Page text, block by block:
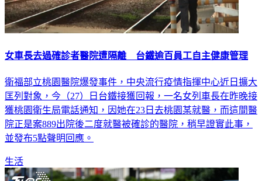
女車長去過確診者醫院遭隔離 台鐵逾百員工自主健康管理
衛福部立桃園醫院爆發事件，中央流行疫情指揮中心近日擴大
匡列對象，今（27）日台鐵接獲回報，一名女列車長在昨晚接
獲桃園衛生局電話通知，因她在23日去桃園某就醫，而這間醫
院正是案889出院後二度就醫被確診的醫院，稍早證實此事，
並發布5點聲明回應。
生活